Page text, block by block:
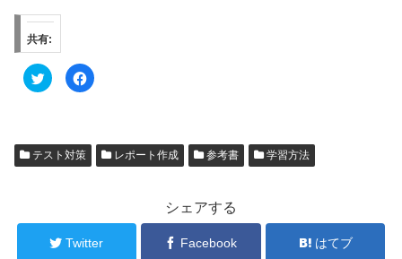
共有:
ク
リ
w
i
t
共
有
F
a
k
共
は
ク
リ
テスト対策 レポート作成 参考書 学習方法
シェアする
Twitter Facebook はてブ